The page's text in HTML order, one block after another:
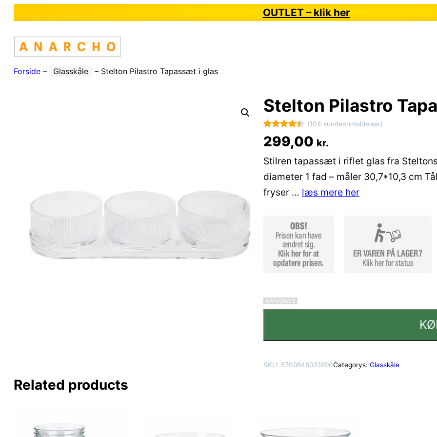
OUTLET – klik her
Forside – Glasskåle – Stelton Pilastro Tapassæt i glas
Stelton Pilastro
Bedømt
som4.4
ud af 5
baseret
104
kundebedø
(104 kundeanmeldelser)
299,00 kr.
Stilren tapassæt i riflet glas fra
diameter 1 fad – måler 30,7*10,3 cm
fryser … læs mere her
SKU: 5709846031890Categorys: Glasskåle
Related products